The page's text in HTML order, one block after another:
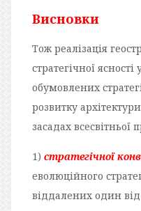
Висновки
Тож реалізація
стратегічної
обумовлених
розвитку
засадах всесвітньої
1) стратегічної
еволюційного
віддалених один